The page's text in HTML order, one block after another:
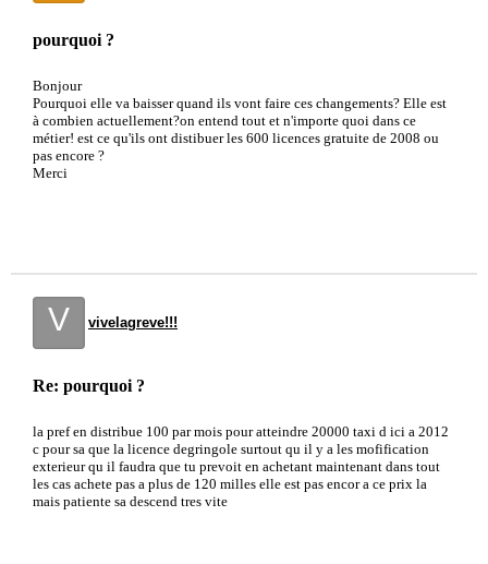
pourquoi ?
Bonjour
Pourquoi elle va baisser quand ils vont faire ces changements? Elle est
à combien actuellement?on entend tout et n'importe quoi dans ce
métier! est ce qu'ils ont distibuer les 600 licences gratuite de 2008 ou
pas encore ?
Merci
V vivelagreve!!!
Re: pourquoi ?
la pref en distribue 100 par mois pour atteindre 20000 taxi d ici a 2012
c pour sa que la licence degringole surtout qu il y a les mofification
exterieur qu il faudra que tu prevoit en achetant maintenant dans tout
les cas achete pas a plus de 120 milles elle est pas encor a ce prix la
mais patiente sa descend tres vite